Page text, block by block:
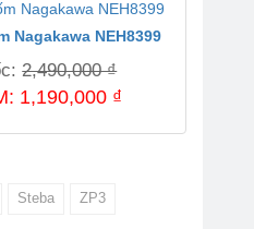
Nagakawa NEH8399
2,490,000 ₫
1,190,000 ₫
Steba ZP3